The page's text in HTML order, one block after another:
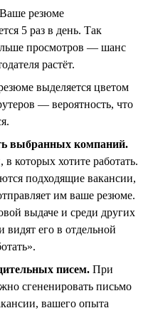
Ваше резюме
5 раз в день. Так
просмотров — шанс
растёт.
выделяется цветом
— вероятность, что
выбранных компаний.
которых хотите работать.
подходящие вакансии,
им ваше резюме.
выдаче и среди других
видят его в отдельной
писем. При
сгененировать письмо
вашего опыта